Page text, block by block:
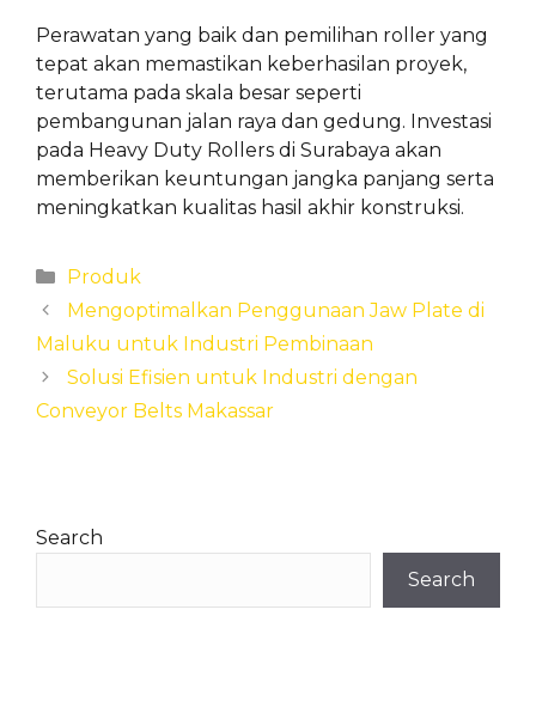
Perawatan yang baik dan pemilihan roller yang
tepat akan memastikan keberhasilan proyek,
terutama pada skala besar seperti
pembangunan jalan raya dan gedung. Investasi
pada Heavy Duty Rollers di Surabaya akan
memberikan keuntungan jangka panjang serta
meningkatkan kualitas hasil akhir konstruksi.
Categories
Produk
Mengoptimalkan Penggunaan Jaw Plate di
Maluku untuk Industri Pembinaan
Solusi Efisien untuk Industri dengan
Conveyor Belts Makassar
Search
Search